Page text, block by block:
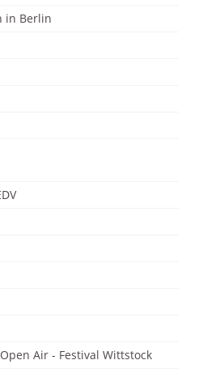
in Berlin
Air - Festival Wittstock